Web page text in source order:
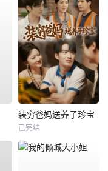
装穷爸妈送养子珍宝
已完结